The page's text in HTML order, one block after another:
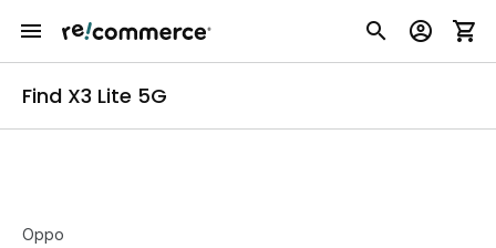
Find X3 Lite 5G
Oppo